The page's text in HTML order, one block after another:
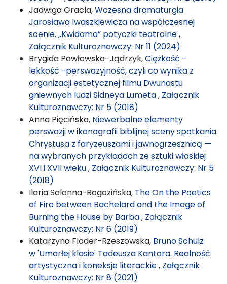
Jadwiga Gracla,Wczesna dramaturgia
Jarosława Iwaszkiewicza na współczesnej
scenie. „Kwidama” potyczki teatralne,
Załącznik Kulturoznawczy: Nr 11 (2024)
Brygida Pawłowska-Jądrzyk,Ciężkość -
lekkość -perswazyjność, czyli co wynika z
organizacji estetycznej filmu Dwunastu
gniewnych ludzi Sidneya Lumeta, Załącznik
Kulturoznawczy: Nr 5 (2018)
Anna Pięcińska, Niewerbalne elementy
perswazji w ikonografii biblijnej sceny spotkania
Chrystusa z faryzeuszami i jawnogrzesznicą —
na wybranych przykładach ze sztuki włoskiej
XVI i XVII wieku, Załącznik Kulturoznawczy: Nr 5
(2018)
Ilaria Salonna-Rogozińska, The On the Poetics
of Fire between Bachelard and the Image of
Burning the House by Barba, Załącznik
Kulturoznawczy: Nr 6 (2019)
Katarzyna Flader-Rzeszowska, Bruno Schulz
w 'Umarłej klasie' Tadeusza Kantora. Realność
artystyczna i koneksje literackie, Załącznik
Kulturoznawczy: Nr 8 (2021)